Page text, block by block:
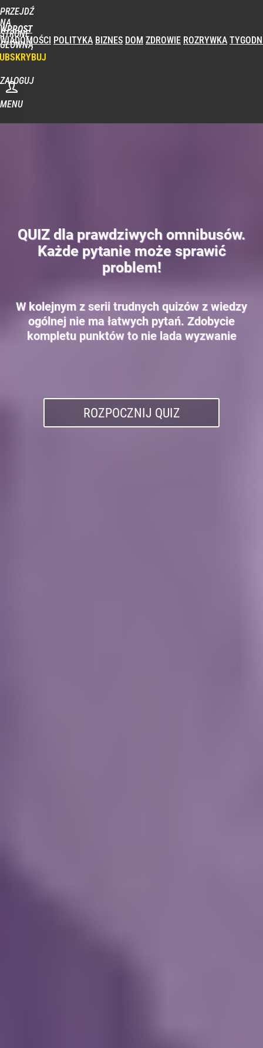
PRZEJDŹ
NA
STRONĘ
GŁÓWNĄ
WPROST
WIADOMOŚCI POLITYKA BIZNES DOM ZDROWIE ROZRYWKA
ZALOGUJ
MENU
QUIZ dla prawdziwych omnibusów.
Każde pytanie może sprawić
problem!
W kolejnym z serii trudnych quizów z wiedzy
ogólnej nie ma łatwych pytań. Zdobycie
kompletu punktów to nie lada wyzwanie
ROZPOCZNIJ QUIZ